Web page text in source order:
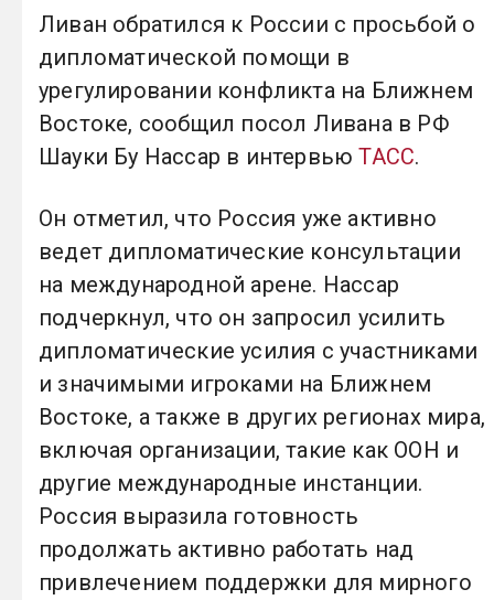
Ливан обратился к России с просьбой о
дипломатической помощи в
урегулировании конфликта на Ближнем
Востоке, сообщил посол Ливана в РФ
Шауки Бу Нассар в интервьюТАСС.
Он отметил, что Россия уже активно
ведет дипломатические консультации
на международной арене. Нассар
подчеркнул, что он запросил усилить
дипломатические усилия с участниками
и значимыми игроками на Ближнем
Востоке, а также в других регионах мира,
включая организации, такие как ООН и
другие международные инстанции.
Россия выразила готовность
продолжать активно работать над
привлечением поддержки для мирного